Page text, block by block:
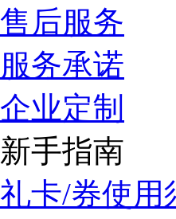
售后服务
服务承诺
企业定制
新手指南
礼卡/券使用